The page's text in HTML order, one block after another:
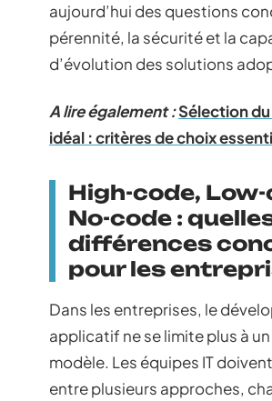
aujourd’hui des questions
pérennité, la sécurité et la
d’évolution des solutions
A lire également :Sélection
idéal : critères de choix
High-code,
No-code :
différences
pour les
Dans les entreprises, le
applicatif ne se limite plus à
modèle. Les équipes IT
entre plusieurs approches,